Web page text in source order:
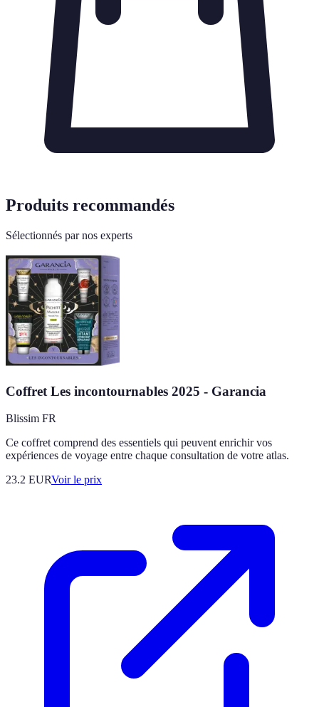
Produits recommandés
Sélectionnés par nos experts
Coffret Les incontournables 2025 - Garancia
Blissim FR
Ce coffret comprend des essentiels qui peuvent enrichir vos
expériences de voyage entre chaque consultation de votre atlas.
23.2 EURVoir le prix